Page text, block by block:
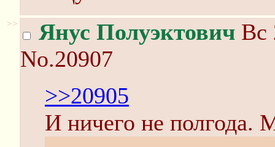
>> Янус Полуэктович Вс
No.20907
>>20905
И ничего не полгода.